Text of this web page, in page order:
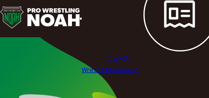
ニ
ュ
ニュース
Wrestle Universe ↗︎